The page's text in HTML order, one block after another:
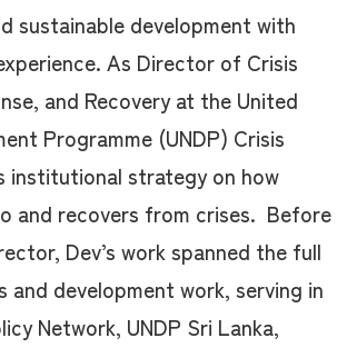
sustainable development with
As Director of Crisis
and Recovery at the United
Programme (UNDP) Crisis
institutional strategy on how
and recovers from crises. Before
Dev’s work spanned the full
development work, serving in
Network, UNDP Sri Lanka,